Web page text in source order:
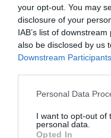
your opt-out. You may
disclosure of your
IAB’s list of
also be disclosed by us
Downstream Participants
Please note that this
not limited to your visit
grant or deny consent
Personal Data
I want to opt-out of
personal data.
Opted In
Za šta se sve
bolovima u nogama,
koristiti svježe ubrano
šest litara ključale vode.